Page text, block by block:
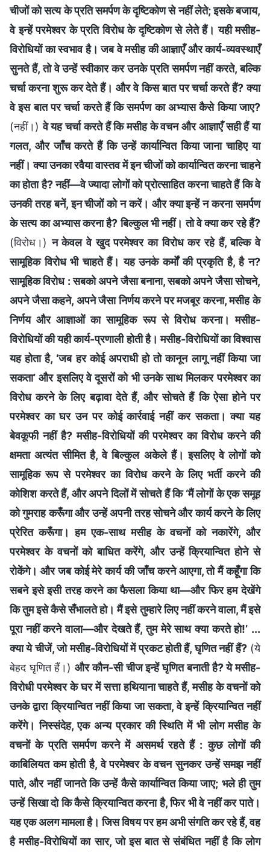
चीजों को सत्य के प्रति समर्पण के दृष्टिकोण से नहीं लेते; इसके बजाय,
वे इन्हें परमेश्वर के प्रति विरोध के दृष्टिकोण से लेते हैं। यही मसीह-
विरोधियों का स्वभाव है। जब वे मसीह की आज्ञाएँ और कार्य-व्यवस्थाएँ
सुनते हैं, तो वे उन्हें स्वीकार कर उनके प्रति समर्पण नहीं करते, बल्कि
चर्चा करना शुरू कर देते हैं। और वे किस बात पर चर्चा करते हैं? क्या
वे इस बात पर चर्चा करते हैं कि समर्पण का अभ्यास कैसे किया जाए?
(नहीं।)वे यह चर्चा करते हैं कि मसीह के वचन और आज्ञाएँ सही हैं या
गलत, और जाँच करते हैं कि उन्हें कार्यान्वित किया जाना चाहिए या
नहीं। क्या उनका रवैया वास्तव में इन चीजों को कार्यान्वित करना चाहने
का होता है? नहीं—वे ज्यादा लोगों को प्रोत्साहित करना चाहते हैं कि वे
उनकी तरह बनें, इन चीजों को न करें। और क्या इन्हें न करना समर्पण
के सत्य का अभ्यास करना है? बिल्कुल भी नहीं। तो वे क्या कर रहे हैं?
(विरोध।)न केवल वे खुद परमेश्वर का विरोध कर रहे हैं, बल्कि वे
सामूहिक विरोध भी चाहते हैं। यह उनके कर्मों की प्रकृति है, है न?
सामूहिक विरोध : सबको अपने जैसा बनाना, सबको अपने जैसा सोचने,
अपने जैसा कहने, अपने जैसा निर्णय करने पर मजबूर करना, मसीह के
निर्णय और आज्ञाओं का सामूहिक रूप से विरोध करना। मसीह-
विरोधियों की यही कार्य-प्रणाली होती है। मसीह-विरोधियों का विश्वास
यह होता है, ‘जब हर कोई अपराधी हो तो कानून लागू नहीं किया जा
सकता’ और इसलिए वे दूसरों को भी उनके साथ मिलकर परमेश्वर का
विरोध करने के लिए बढ़ावा देते हैं, और सोचते हैं कि ऐसा होने पर
परमेश्वर का घर उन पर कोई कार्रवाई नहीं कर सकता। क्या यह
बेवकूफी नहीं है? मसीह-विरोधियों की परमेश्वर का विरोध करने की
क्षमता अत्यंत सीमित है, वे बिल्कुल अकेले हैं। इसलिए वे लोगों को
सामूहिक रूप से परमेश्वर का विरोध करने के लिए भर्ती करने की
कोशिश करते हैं, और अपने दिलों में सोचते हैं कि ‘मैं लोगों के एक समूह
को गुमराह करूँगा और उन्हें अपनी तरह सोचने और कार्य करने के लिए
प्रेरित करूँगा। हम एक-साथ मसीह के वचनों को नकारेंगे, और
परमेश्वर के वचनों को बाधित करेंगे, और उन्हें क्रियान्वित होने से
रोकेंगे। और जब कोई मेरे कार्य की जाँच करने आएगा, तो मैं कहूँगा कि
सबने इसे इसी तरह करने का फैसला किया था—और फिर हम देखेंगे
कि तुम इसे कैसे सँभालते हो। मैं इसे तुम्हारे लिए नहीं करने वाला, मैं इसे
पूरा नहीं करने वाला—और देखते हैं, तुम मेरे साथ क्या करते हो!’ ...
क्या ये चीजें, जो मसीह-विरोधियों में प्रकट होती हैं, घृणित नहीं हैं?(ये
बेहद घृणित हैं।)और कौन-सी चीज इन्हें घृणित बनाती है? ये मसीह-
विरोधी परमेश्वर के घर में सत्ता हथियाना चाहते हैं, मसीह के वचनों को
उनके द्वारा क्रियान्वित नहीं किया जा सकता, वे इन्हें क्रियान्वित नहीं
करेंगे। निस्संदेह, एक अन्य प्रकार की स्थिति में भी लोग मसीह के
वचनों के प्रति समर्पण करने में असमर्थ रहते हैं : कुछ लोगों की
काबिलियत कम होती है, वे परमेश्वर के वचन सुनकर उन्हें समझ नहीं
पाते, और नहीं जानते कि उन्हें कैसे कार्यान्वित किया जाए; भले ही तुम
उन्हें सिखा दो कि कैसे क्रियान्वित करना है, फिर भी वे नहीं कर पाते।
यह एक अलग मामला है। जिस विषय पर हम अभी संगति कर रहे हैं, वह
है मसीह-विरोधियों का सार, जो इस बात से संबंधित नहीं है कि लोग